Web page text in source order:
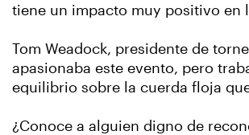
tiene un impacto muy positivo en
Tom Weadock, presidente de
apasionaba este evento, pero
equilibrio sobre la cuerda floja
¿Conoce a alguien digno de